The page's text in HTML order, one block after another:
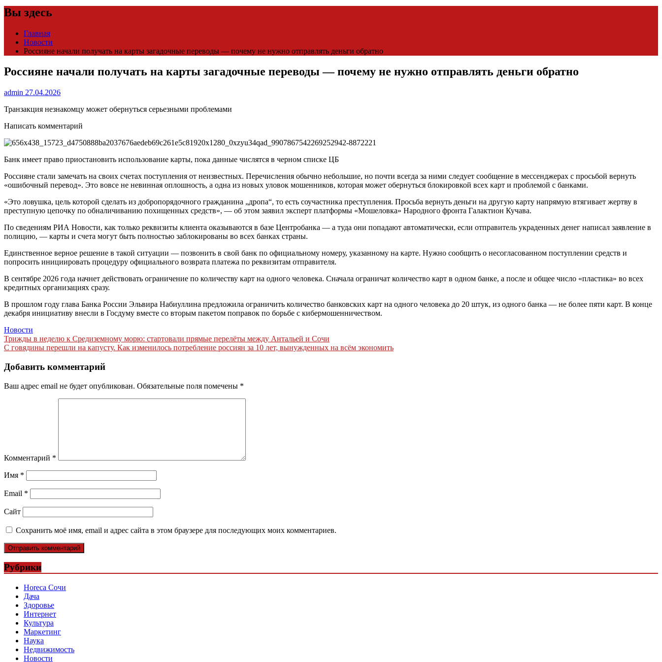
Вы здесь
Главная
Новости
Россияне начали получать на карты загадочные переводы — почему не нужно отправлять деньги обратно
Россияне начали получать на карты загадочные переводы — почему не нужно отправлять деньги обратно
admin 27.04.2026
Транзакция незнакомцу может обернуться серьезными проблемами
Написать комментарий
Банк имеет право приостановить использование карты, пока данные числятся в черном списке ЦБ
Россияне стали замечать на своих счетах поступления от неизвестных. Перечисления обычно небольшие, но почти всегда за ними следует сообщение в мессенджерах с просьбой вернуть
«ошибочный перевод». Это вовсе не невинная оплошность, а одна из новых уловок мошенников, которая может обернуться блокировкой всех карт и проблемой с банками.
«Это ловушка, цель которой сделать из добропорядочного гражданина „дропа“, то есть соучастника преступления. Просьба вернуть деньги на другую карту напрямую втягивает жертву в
преступную цепочку по обналичиванию похищенных средств», — об этом заявил эксперт платформы «Мошеловка» Народного фронта Галактион Кучава.
По сведениям РИА Новости, как только реквизиты клиента оказываются в базе Центробанка — а туда они попадают автоматически, если отправитель украденных денег написал заявление в
полицию, — карты и счета могут быть полностью заблокированы во всех банках страны.
Единственное верное решение в такой ситуации — позвонить в свой банк по официальному номеру, указанному на карте. Нужно сообщить о несогласованном поступлении средств и
попросить инициировать процедуру официального возврата платежа по реквизитам отправителя.
В сентябре 2026 года начнет действовать ограничение по количеству карт на одного человека. Сначала ограничат количество карт в одном банке, а после и общее число «пластика» во всех
кредитных организациях сразу.
В прошлом году глава Банка России Эльвира Набиуллина предложила ограничить количество банковских карт на одного человека до 20 штук, из одного банка — не более пяти карт. В конце
декабря инициативу внесли в Госдуму вместе со вторым пакетом поправок по борьбе с кибермошенничеством.
Новости
Навигация
по
записям
Трижды в неделю к Средиземному морю: стартовали прямые перелёты между Антальей и Сочи
С говядины перешли на капусту. Как изменилось потребление россиян за 10 лет, вынужденных на всём экономить
Добавить комментарий
Ваш адрес email не будет опубликован. Обязательные поля помечены *
Комментарий *
Имя *
Email *
Сайт
Сохранить моё имя, email и адрес сайта в этом браузере для последующих моих комментариев.
Рубрики
Horeca Сочи
Дача
Здоровье
Интернет
Культура
Маркетинг
Наука
Недвижимость
Новости